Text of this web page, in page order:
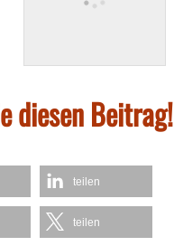
diesen Beitrag!
teilen
teilen